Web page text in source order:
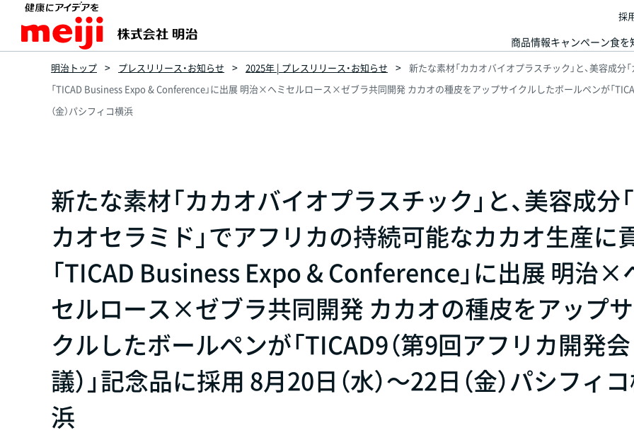
商品情報キャンペーン食を
採
明治トップ プレスリリース・お知らせ 2025年 | プレスリリース・お知らせ
新たな素材「カカオバイオプラスチック」と、美容成
「TICAD Business Expo & Conference」に出展 明治×ヘミセルロース×ゼブラ共同開発 カカオの種皮をアップサイクルしたボールペンが「
（金）パシフィコ横浜
新たな素材「カカオバイオプラスチック」と、美容成分
カオセラミド」でアフリカの持続可能なカカオ生産に
「TICAD Business Expo & Conference」に出展 明治×
セルロース×ゼブラ共同開発 カカオの種皮をアップ
クルしたボールペンが「TICAD9（第9回アフリカ開発会
議）」記念品に採用 8月20日（水）～22日（金）パシフィ
浜